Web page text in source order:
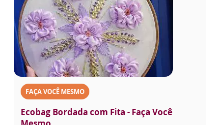
FAÇA VOCÊ MESMO
Ecobag Bordada com Fita - Faça Você